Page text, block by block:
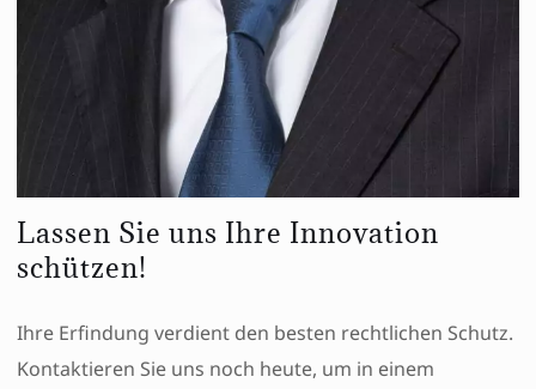
Lassen Sie uns Ihre Innovation
schützen!
Ihre Erfindung verdient den besten rechtlichen Schutz.
Kontaktieren Sie uns noch heute, um in einem